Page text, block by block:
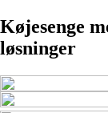
Køjesenge
løsninger